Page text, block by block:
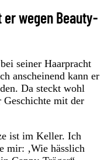
wegen Beauty-
seiner Haarpracht
anscheinend kann er
Da steckt wohl
Geschichte mit der
ist im Keller. Ich
mir: ‚Wie hässlich